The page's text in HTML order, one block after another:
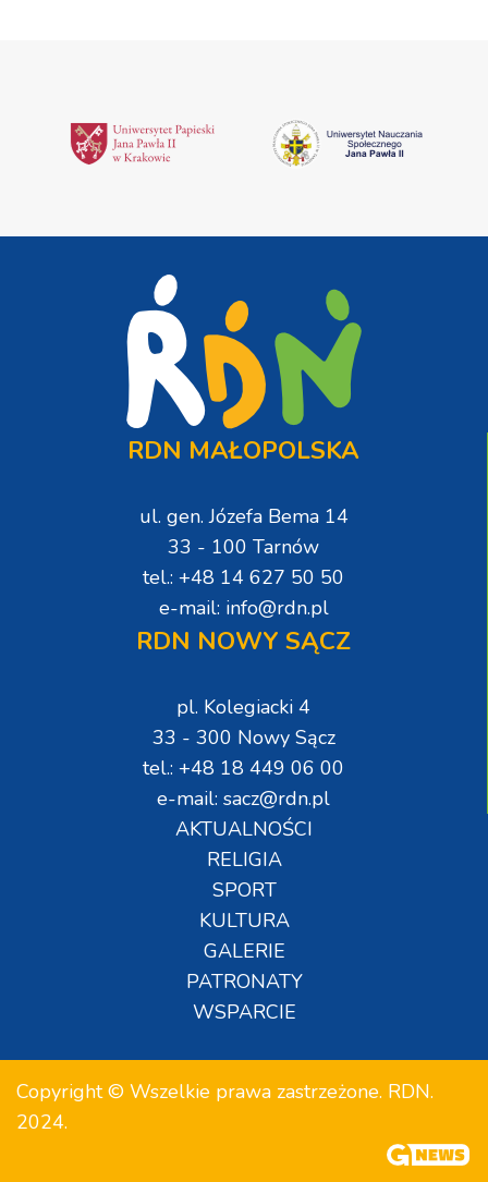
RDN MAŁOPOLSKA
ul. gen. Józefa Bema 14
33 - 100 Tarnów
tel.: +48 14 627 50 50
e-mail: info@rdn.pl
RDN NOWY SĄCZ
pl. Kolegiacki 4
33 - 300 Nowy Sącz
tel.: +48 18 449 06 00
e-mail: sacz@rdn.pl
AKTUALNOŚCI
RELIGIA
SPORT
KULTURA
GALERIE
PATRONATY
WSPARCIE
Copyright © Wszelkie prawa zastrzeżone. RDN.
2024.